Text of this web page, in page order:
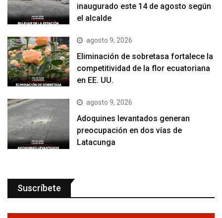
inaugurado este 14 de agosto según
el alcalde
agosto 9, 2026
Eliminación de sobretasa fortalece la
competitividad de la flor ecuatoriana
en EE. UU.
agosto 9, 2026
Adoquines levantados generan
preocupación en dos vías de
Latacunga
Suscríbete